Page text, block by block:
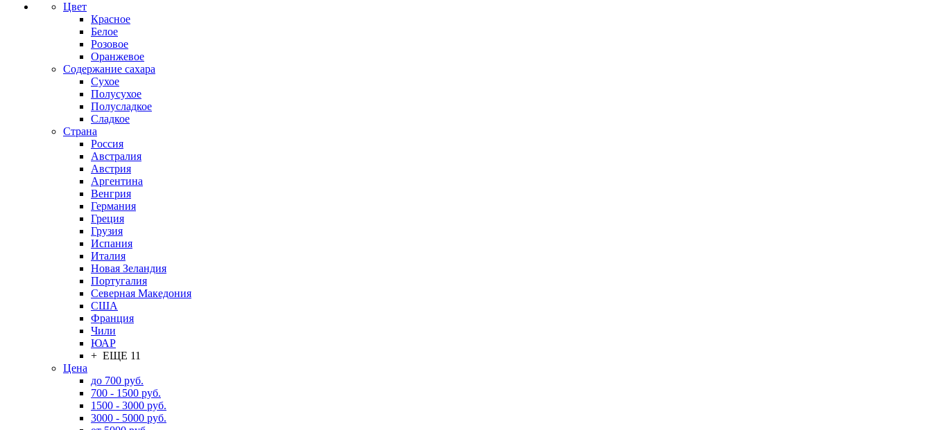
Цвет
Красное
Белое
Розовое
Оранжевое
Содержание сахара
Сухое
Полусухое
Полусладкое
Сладкое
Страна
Россия
Австралия
Австрия
Аргентина
Венгрия
Германия
Греция
Грузия
Испания
Италия
Новая Зеландия
Португалия
Северная Македония
США
Франция
Чили
ЮАР
+ ЕЩЕ 11
Цена
до 700 руб.
700 - 1500 руб.
1500 - 3000 руб.
3000 - 5000 руб.